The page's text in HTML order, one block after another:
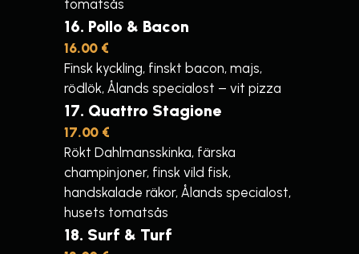
tomatsås
16 Pollo & Bacon
16.00 €
Finsk kyckling, finskt bacon, majs,
rödlök, Ålands specialost – vit pizza
17 Quattro Stagione
17.00 €
Rökt Dahlmansskinka, färska
champinjoner, finsk vild fisk,
handskalade räkor, Ålands specialost,
husets tomatsås
18 Surf & Turf